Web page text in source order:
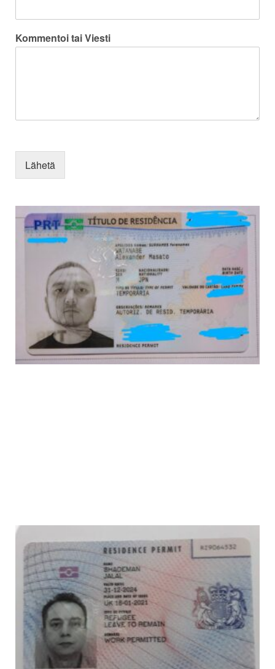
Kommentoi tai Viesti
Lähetä